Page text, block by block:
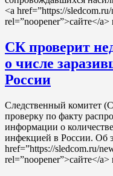
<a href=”https://
rel=”noopener”>сайте</a>
СК проверит
о числе
России
Следственный комитет
проверку по факту
информации о
инфекцией в России. Об
href=”https://sledcom.ru/
rel=”noopener”>сайте</a>